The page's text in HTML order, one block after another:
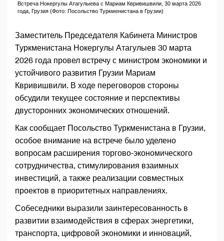
Встреча Нокергулы Атагулыева с Мариам Квривишвили, 30 марта 2026
года, Грузия (Фото: Посольство Туркменистана в Грузии)
Заместитель Председателя Кабинета Министров
Туркменистана Нокергулы Атагулыев 30 марта
2026 года провел встречу с министром экономики и
устойчивого развития Грузии Мариам
Квривишвили. В ходе переговоров стороны
обсудили текущее состояние и перспективы
двусторонних экономических отношений.
Как сообщает Посольство Туркменистана в Грузии,
особое внимание на встрече было уделено
вопросам расширения торгово-экономического
сотрудничества, стимулирования взаимных
инвестиций, а также реализации совместных
проектов в приоритетных направлениях.
Собеседники выразили заинтересованность в
развитии взаимодействия в сферах энергетики,
транспорта, цифровой экономики и инноваций,